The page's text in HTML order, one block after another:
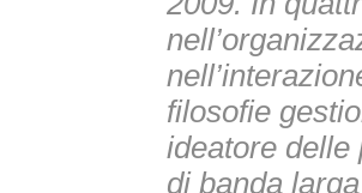
filosofie
ideatore delle
di banda